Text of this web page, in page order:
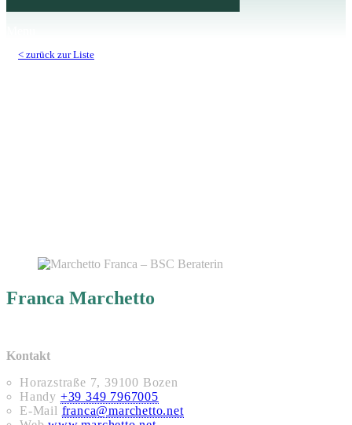
< zurück zur Liste
Franca Marchetto
Kontakt
Horazstraße 7, 39100 Bozen
Handy +39 349 7967005
E-Mail franca@marchetto.net